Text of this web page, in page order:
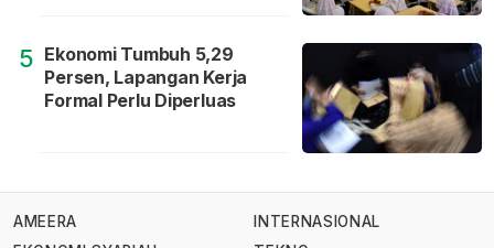
5 Ekonomi Tumbuh 5,29
Persen, Lapangan Kerja
Formal Perlu Diperluas
AMEERA
INTERNASIONAL